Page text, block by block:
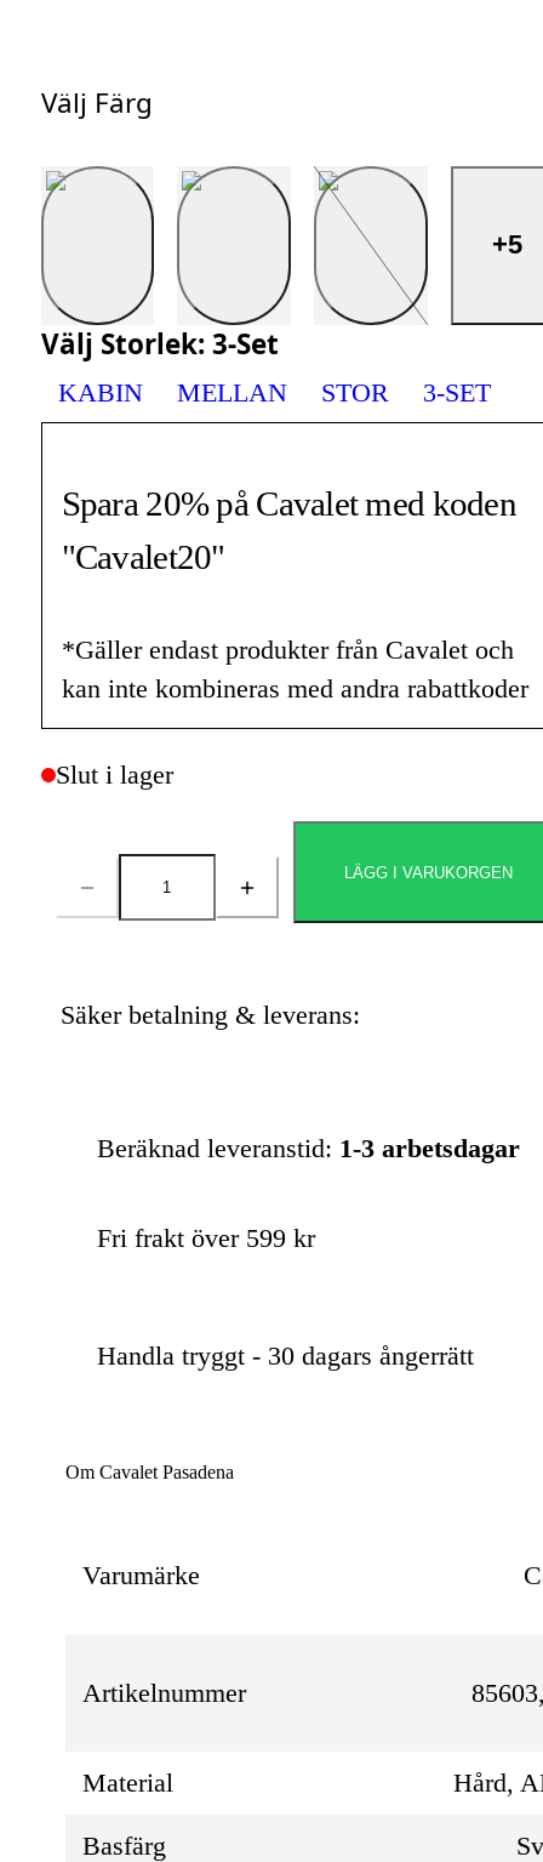
Välj Färg
Välj Färg
+5
Välj Storlek: 3-Set
KABIN MELLAN STOR 3-SET
Spara 20% på Cavalet med koden
"Cavalet20"
*Gäller endast produkter från Cavalet och
kan inte kombineras med andra rabattkoder
Slut i lager
Antal
LÄGG I VARUKORGEN
Säker betalning & leverans:
Beräknad leveranstid: 1-3 arbetsdagar
Fri frakt över 599 kr
Handla tryggt - 30 dagars ångerrätt
Om Cavalet Pasadena
Varumärke
Artikelnummer
Material Hård,
Basfärg